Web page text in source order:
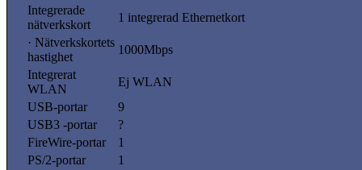
Integrerade
nätverkskort
1 integrerad Ethernetkort
· Nätverkskortets
hastighet
1000Mbps
Integrerat
WLAN
Ej WLAN
USB-portar
9
USB3 -portar
?
FireWire-portar
1
PS/2-portar
1